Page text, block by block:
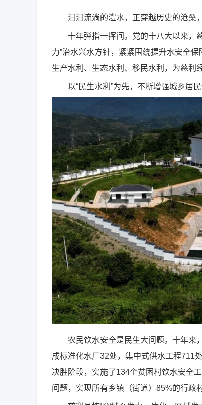
汩汩流淌的澧水，正穿越历史的沧桑
十年弹指一挥间。党的十八大以来，慈
力”治水兴水方针，紧紧围绕提升水安全
生产水利、生态水利、移民水利，为慈利
以“民生水利”为先，不断增强城乡居民
农民饮水安全是民生大问题。十年来，
成标准化水厂32处，集中式供水工程711
决胜阶段，实施了134个贫困村饮水安全
问题，实现所有乡镇（街道）85%的行政